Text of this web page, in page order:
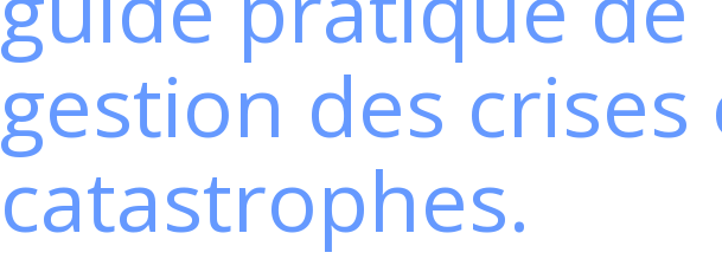
gestion des crises
catastrophes.